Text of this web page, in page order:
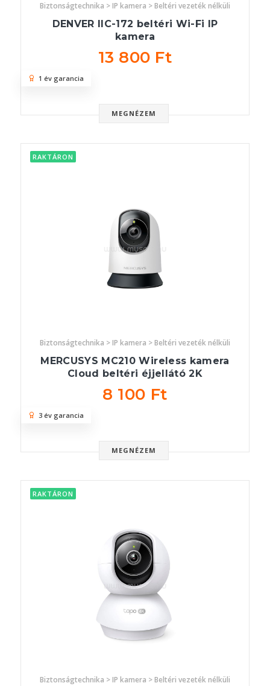
Biztonságtechnika > IP kamera > Beltéri vezeték nélküli
DENVER IIC-172 beltéri Wi-Fi IP
kamera
13 800 Ft
MEGNÉZEM
1 év garancia
RAKTÁRON
Biztonságtechnika > IP kamera > Beltéri vezeték nélküli
MERCUSYS MC210 Wireless kamera
Cloud beltéri éjjellátó 2K
8 100 Ft
MEGNÉZEM
3 év garancia
RAKTÁRON
Biztonságtechnika > IP kamera > Beltéri vezeték nélküli